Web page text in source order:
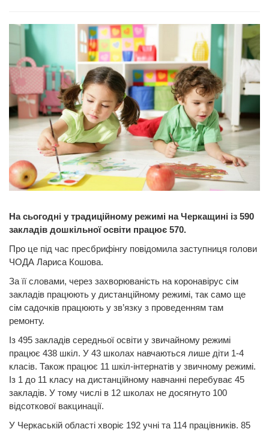
На сьогодні у традиційному режимі на Черкащині із 590
закладів дошкільної освіти працює 570.
Про це під час пресбрифінгу повідомила заступниця голови
ЧОДА Лариса Кошова.
За її словами, через захворюваність на коронавірус сім
закладів працюють у дистанційному режимі, так само ще
сім садочків працюють у зв’язку з проведенням там
ремонту.
Із 495 закладів середньої освіти у звичайному режимі
працює 438 шкіл. У 43 школах навчаються лише діти 1-4
класів. Також працює 11 шкіл-інтернатів у звичному режимі.
Із 1 до 11 класу на дистанційному навчанні перебуває 45
закладів. У тому числі в 12 школах не досягнуто 100
відсоткової вакцинації.
У Черкаській області хворіє 192 учні та 114 працівників. 85